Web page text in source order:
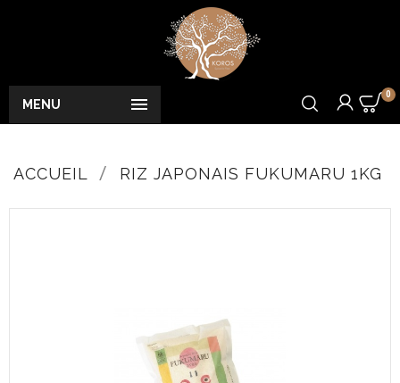

MENU
0
ACCUEIL RIZ JAPONAIS FUKUMARU 1KG